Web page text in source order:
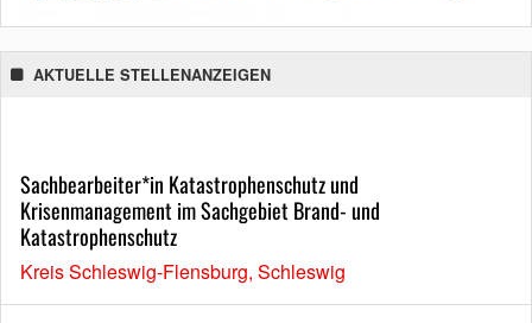
AKTUELLE STELLENANZEIGEN
Sachbearbeiter*in Katastrophenschutz und
Krisenmanagement im Sachgebiet Brand- und
Katastrophenschutz
Kreis Schleswig-Flensburg, Schleswig